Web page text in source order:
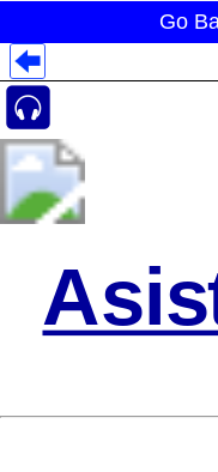
Go
Despliegues
Despliegues
Despliegues por